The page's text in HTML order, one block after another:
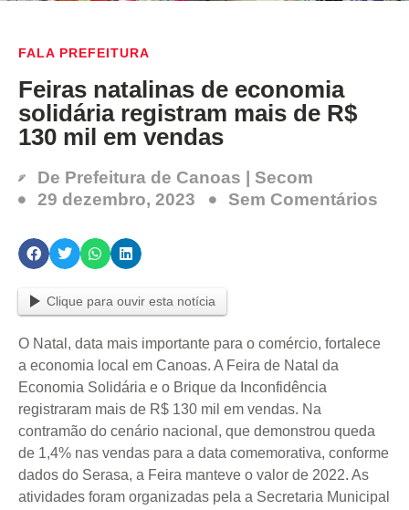
FALA PREFEITURA
Feiras natalinas de economia
solidária registram mais de R$
130 mil em vendas
De Prefeitura de Canoas | Secom
29 dezembro, 2023
Sem Comentários
Clique para ouvir esta notícia
O Natal, data mais importante para o comércio, fortalece
a economia local em Canoas. A Feira de Natal da
Economia Solidária e o Brique da Inconfidência
registraram mais de R$ 130 mil em vendas. Na
contramão do cenário nacional, que demonstrou queda
de 1,4% nas vendas para a data comemorativa, conforme
dados do Serasa, a Feira manteve o valor de 2022. As
atividades foram organizadas pela a Secretaria Municipal